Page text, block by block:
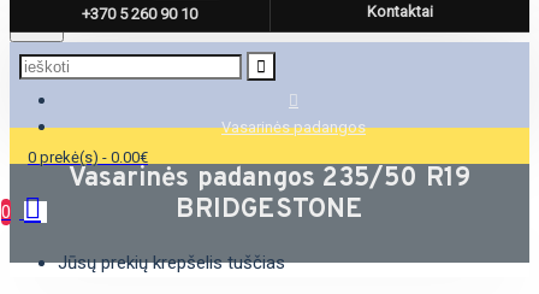
0 prekė(s) - 0.00€
0
Jūsų prekių krepšelis tuščias
+370 5 260 90 10 Kontaktai
Vasarinės padangos
Vasarinės padangos 235/50 R19
BRIDGESTONE